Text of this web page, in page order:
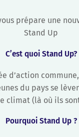
prépare une
Stand Up
C’est quoi Stand Up?
d’action
du pays se
climat (là où ils
Pourquoi Stand Up ?